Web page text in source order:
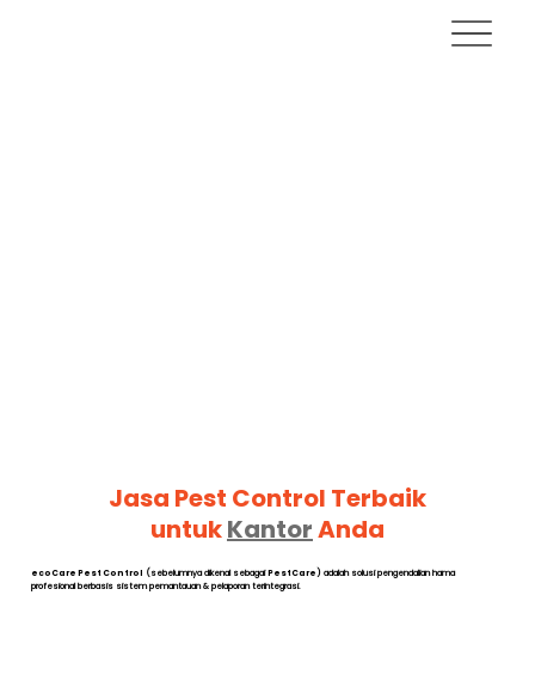
Jasa Pest Control Terbaik
untukKantorAnda
ecoCare Pest Control (sebelumnya dikenal sebagaiPestCare ) adalah solusi pengendalian hama
profesional berbasis sistem pemantauan & pelaporan terintegrasi.